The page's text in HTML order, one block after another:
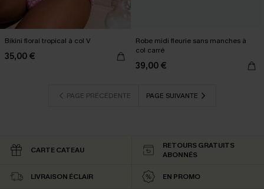
Bikini floral tropical à col V
35,00 €
Robe midi fleurie sans manches à
col carré
39,00 €
PAGE PRÉCÉDENTE PAGE SUIVANTE
CARTE CATEAU
RETOURS GRATUITS
ABONNÉS
LIVRAISON ÉCLAIR EN PROMO